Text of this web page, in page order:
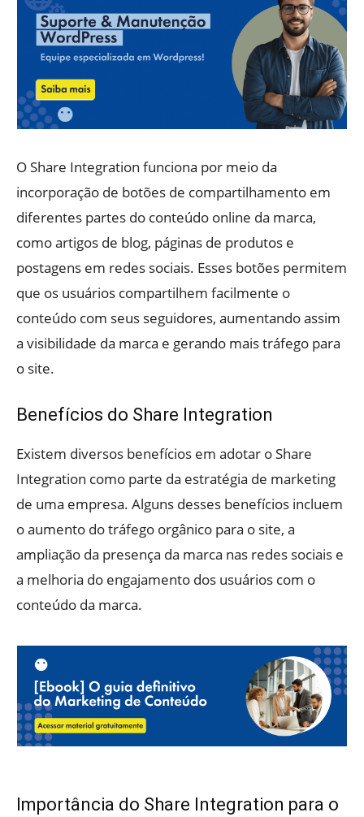
O Share Integration funciona por meio da
incorporação de botões de compartilhamento em
diferentes partes do conteúdo online da marca,
como artigos de blog, páginas de produtos e
postagens em redes sociais. Esses botões permitem
que os usuários compartilhem facilmente o
conteúdo com seus seguidores, aumentando assim
a visibilidade da marca e gerando mais tráfego para
o site.
Benefícios do Share Integration
Existem diversos benefícios em adotar o Share
Integration como parte da estratégia de marketing
de uma empresa. Alguns desses benefícios incluem
o aumento do tráfego orgânico para o site, a
ampliação da presença da marca nas redes sociais e
a melhoria do engajamento dos usuários com o
conteúdo da marca.
Importância do Share Integration para o